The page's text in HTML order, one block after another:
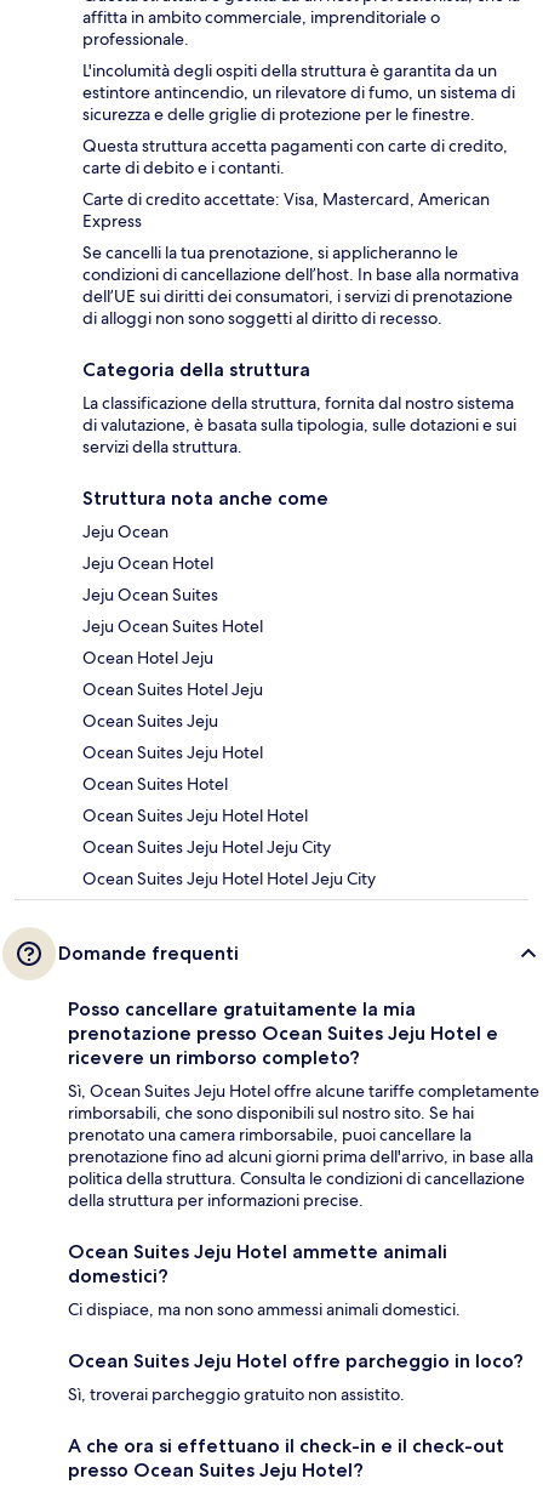
affitta in ambito commerciale, imprenditoriale o
professionale.
L'incolumità degli ospiti della struttura è garantita da un
estintore antincendio, un rilevatore di fumo, un sistema di
sicurezza e delle griglie di protezione per le finestre.
Questa struttura accetta pagamenti con carte di credito,
carte di debito e i contanti.
Carte di credito accettate: Visa, Mastercard, American
Express
Se cancelli la tua prenotazione, si applicheranno le
condizioni di cancellazione dell’host. In base alla normativa
dell’UE sui diritti dei consumatori, i servizi di prenotazione
di alloggi non sono soggetti al diritto di recesso.
Categoria della struttura
La classificazione della struttura, fornita dal nostro sistema
di valutazione, è basata sulla tipologia, sulle dotazioni e sui
servizi della struttura.
Struttura nota anche come
Jeju Ocean
Jeju Ocean Hotel
Jeju Ocean Suites
Jeju Ocean Suites Hotel
Ocean Hotel Jeju
Ocean Suites Hotel Jeju
Ocean Suites Jeju
Ocean Suites Jeju Hotel
Ocean Suites Hotel
Ocean Suites Jeju Hotel Hotel
Ocean Suites Jeju Hotel Jeju City
Ocean Suites Jeju Hotel Hotel Jeju City
Domande frequenti
Posso cancellare gratuitamente la mia
prenotazione presso Ocean Suites Jeju Hotel e
ricevere un rimborso completo?
Sì, Ocean Suites Jeju Hotel offre alcune tariffe completamente
rimborsabili, che sono disponibili sul nostro sito. Se hai
prenotato una camera rimborsabile, puoi cancellare la
prenotazione fino ad alcuni giorni prima dell'arrivo, in base alla
politica della struttura. Consulta le condizioni di cancellazione
della struttura per informazioni precise.
Ocean Suites Jeju Hotel ammette animali
domestici?
Ci dispiace, ma non sono ammessi animali domestici.
Ocean Suites Jeju Hotel offre parcheggio in loco?
Sì, troverai parcheggio gratuito non assistito.
A che ora si effettuano il check-in e il check-out
presso Ocean Suites Jeju Hotel?